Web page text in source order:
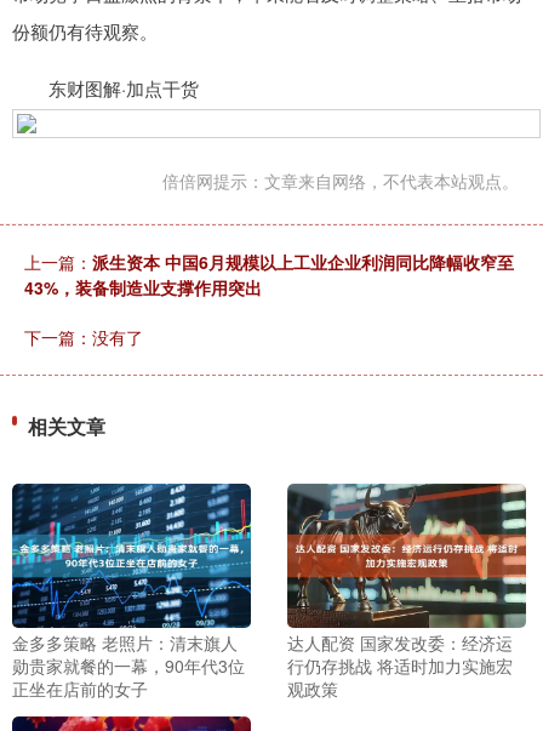
份额仍有待观察。
东财图解·加点干货
倍倍网提示：文章来自网络，不代表本站观点。
上一篇： 派生资本 中国6月规模以上工业企业利润同比降幅收窄至
43%，装备制造业支撑作用突出
下一篇：没有了
相关文章
金多多策略 老照片：清末旗人
勋贵家就餐的一幕，90年代3位
正坐在店前的女子
达人配资 国家发改委：经济运
行仍存挑战 将适时加力实施宏
观政策